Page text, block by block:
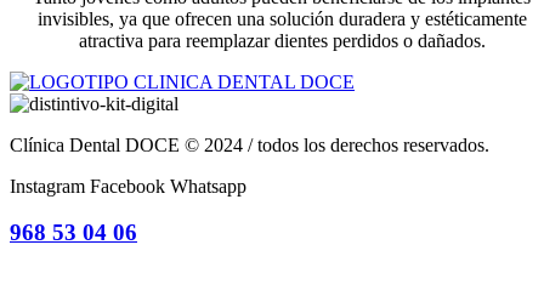
invisibles, ya que ofrecen una solución duradera y estéticamente
atractiva para reemplazar dientes perdidos o dañados.
Clínica Dental DOCE © 2024 / todos los derechos reservados.
Instagram Facebook Whatsapp
968 53 04 06